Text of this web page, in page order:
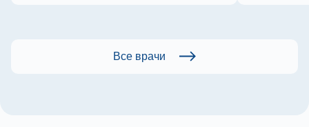
Все врачи